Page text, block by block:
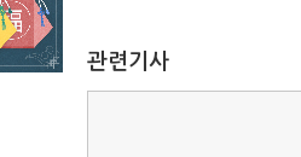
관련기사